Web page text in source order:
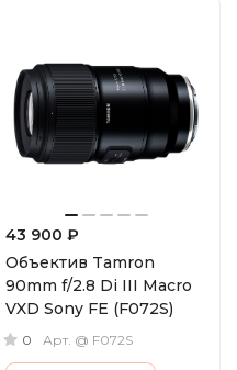
43 900 ₽
Объектив Tamron
90mm f/2.8 Di III Macro
VXD Sony FE (F072S)
0 Арт. @ F072S